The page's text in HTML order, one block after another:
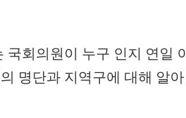
회의원이 누구 인지 연일
명단과 지역구에 대해 알